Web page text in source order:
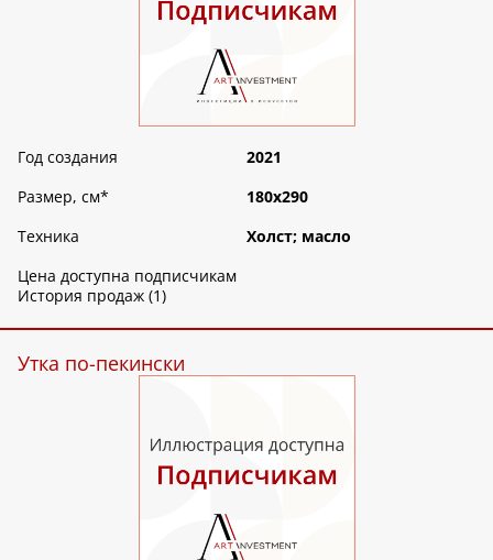
Год создания
2021
Размер, см*
180х290
Техника
Холст; масло
Цена доступна подписчикам
История продаж (1)
Утка по-пекински